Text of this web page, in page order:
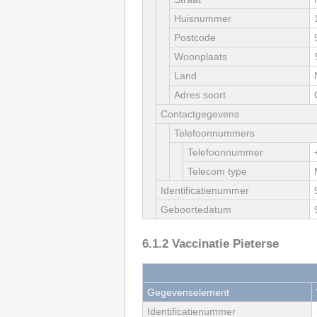
Huisnummer
Postcode
Woonplaats
Land
Adres soort
Contactgegevens
Telefoonnummers
Telefoonnummer
Telecom type
Identificatienummer
Geboortedatum
6.1.2 Vaccinatie Pieterse
Gegevenselement
Identificatienummer